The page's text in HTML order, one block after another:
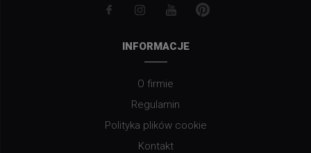
INFORMACJE
O firmie
Regulamin
Polityka plików cookie
Kontakt